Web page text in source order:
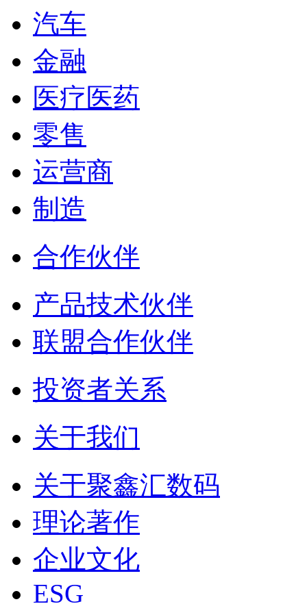
汽车
金融
医疗医药
零售
运营商
制造
合作伙伴
产品技术伙伴
联盟合作伙伴
投资者关系
关于我们
关于聚鑫汇数码
理论著作
企业文化
ESG